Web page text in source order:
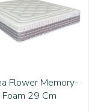
Flower Memory-
Foam 29 Cm